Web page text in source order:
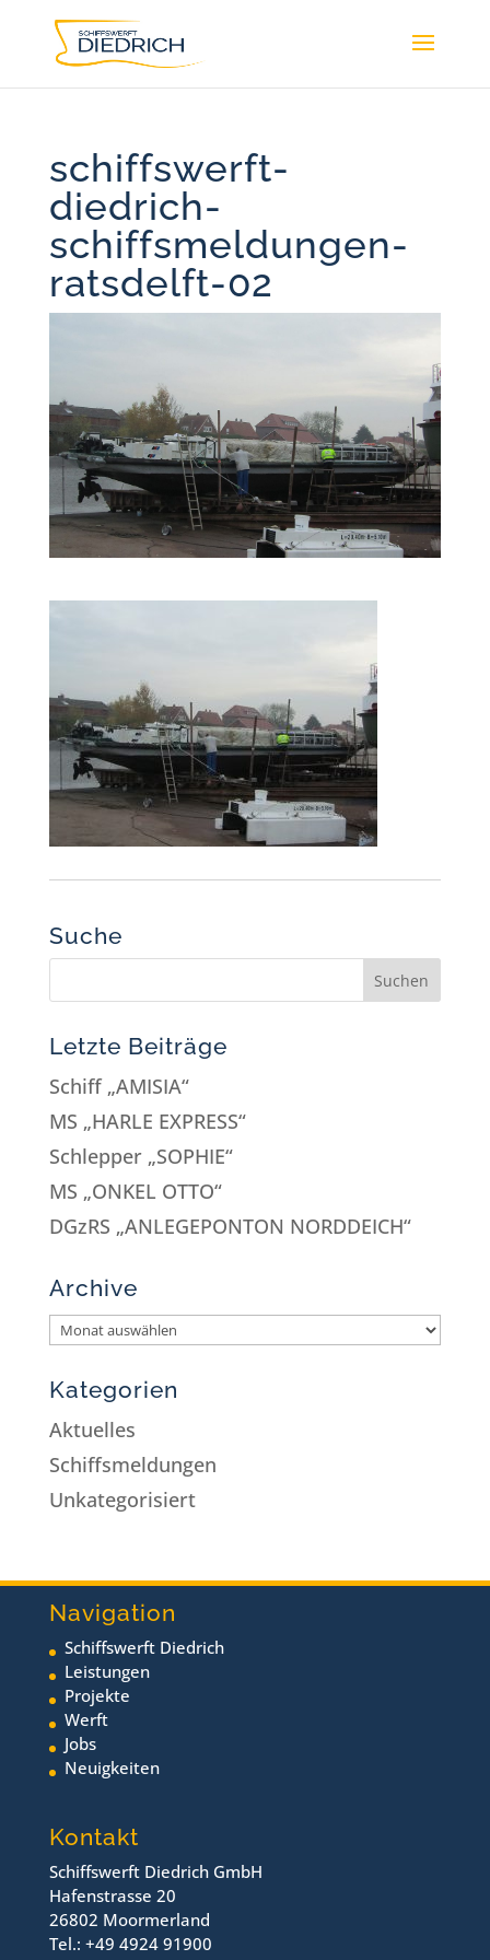
schiffswerft-
diedrich-
schiffsmeldungen-
ratsdelft-02
Suche
Letzte Beiträge
Schiff „AMISIA“
MS „HARLE EXPRESS“
Schlepper „SOPHIE“
MS „ONKEL OTTO“
DGzRS „ANLEGEPONTON NORDDEICH“
Archive
Kategorien
Aktuelles
Schiffsmeldungen
Unkategorisiert
Navigation
Schiffswerft Diedrich
Leistungen
Projekte
Werft
Jobs
Neuigkeiten
Kontakt
Schiffswerft Diedrich GmbH
Hafenstrasse 20
26802 Moormerland
Tel.: +49 4924 91900